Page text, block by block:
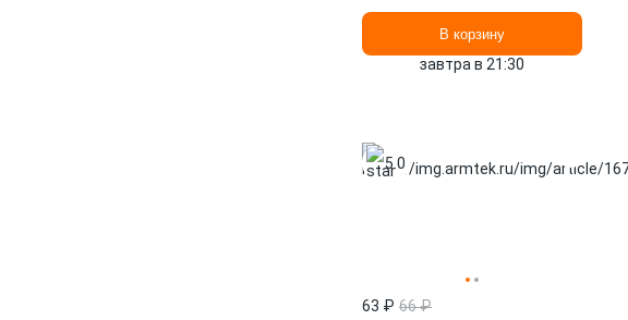
В корзину
завтра в 21:30
5.0
63 ₽ 66 ₽